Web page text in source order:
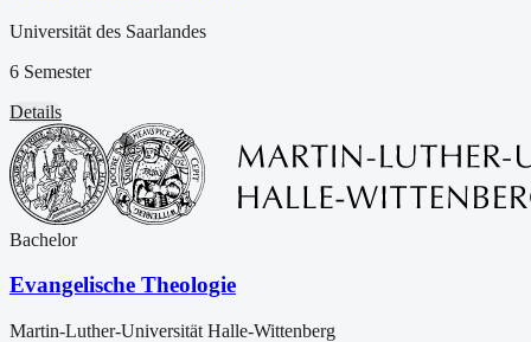
Universität des Saarlandes
6 Semester
Details
Bachelor
Evangelische Theologie
Martin-Luther-Universität Halle-Wittenberg